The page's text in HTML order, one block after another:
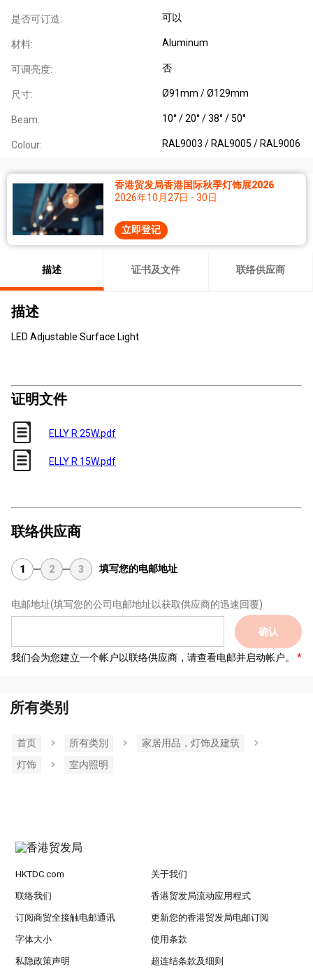
是否可订造: 可以
材料: Aluminum
可调亮度: 否
尺寸: Ø91mm / Ø129mm
Beam: 10° / 20° / 38° / 50°
Colour: RAL9003 / RAL9005 / RAL9006
香港贸发局香港国际秋季灯饰展2026
2026年10月27日 - 30日
立即登记
描述 证书及文件 联络供应商
描述
LED Adjustable Surface Light
证明文件
ELLY R 25W.pdf
ELLY R 15W.pdf
联络供应商
1 2 3 填写您的电邮地址
电邮地址(填写您的公司电邮地址以获取供应商的迅速回覆)
确认
我们会为您建立一个帐户以联络供应商，请查看电邮并启动帐户。
所有类别
首页 所有类別
家居用品，灯饰及建筑
灯饰
室内照明
HKTDC.com 关于我们
联络我们 香港贸发局流动应用程式
订阅商贸全接触电邮通讯 更新您的香港贸发局电邮订阅
字体大小 使用条款
私隐政策声明 超连结条款及细则